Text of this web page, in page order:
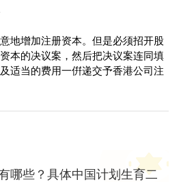
地增加注册资本。但是必须招开股
本的决议案，然后把决议案连同填
适当的费用一倂递交予香港公司注
哪些？具体中国计划生育二